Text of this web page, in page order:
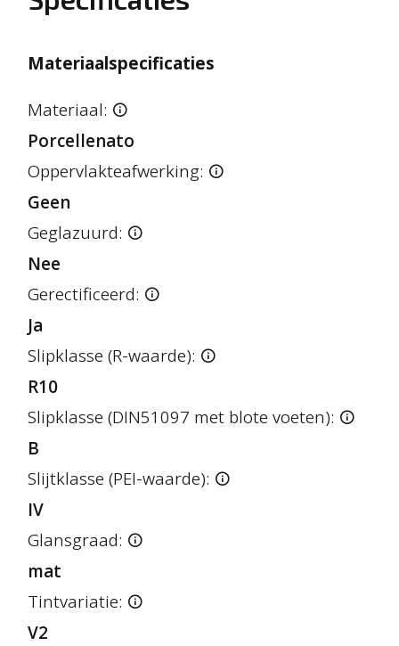
Materiaalspecificaties
Materiaal:
Porcellenato
Oppervlakteafwerking:
Geen
Geglazuurd:
Nee
Gerectificeerd:
Ja
Slipklasse (R-waarde):
R10
Slipklasse (DIN51097 met blote voeten):
B
Slijtklasse (PEI-waarde):
IV
Glansgraad:
mat
Tintvariatie:
V2